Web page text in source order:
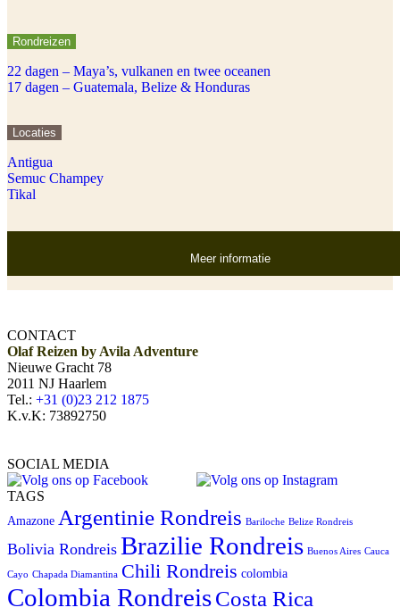
Rondreizen
22 dagen – Maya’s, vulkanen en twee oceanen
17 dagen – Guatemala, Belize & Honduras
Locaties
Antigua
Semuc Champey
Tikal
Meer informatie
CONTACT
Olaf Reizen by Avila Adventure
Nieuwe Gracht 78
2011 NJ Haarlem
Tel.: +31 (0)23 212 1875
K.v.K: 73892750
SOCIAL MEDIA
TAGS
Amazone Argentinie Rondreis Bariloche Belize Rondreis
Bolivia Rondreis Brazilie Rondreis Buenos Aires Cauca
Cayo Chapada Diamantina Chili Rondreis colombia
Colombia RondreisCosta Rica